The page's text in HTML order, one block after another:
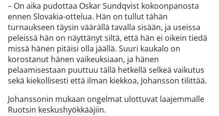
– On aika pudottaa Oskar Sundqvist kokoonpanosta
ennen Slovakia-ottelua. Hän on tullut tähän
turnaukseen täysin väärällä tavalla sisään, ja useissa
peleissä hän on näyttänyt siltä, että hän ei oikein tiedä
missä hänen pitäisi olla jäällä. Suuri kaukalo on
korostanut hänen vaikeuksiaan, ja hänen
pelaamisestaan puuttuu tällä hetkellä selkeä vaikutus
sekä kiekollisesti että ilman kiekkoa, Johansson tilittää.
Johanssonin mukaan ongelmat ulottuvat laajemmalle
Ruotsin keskushyökkääjiin.